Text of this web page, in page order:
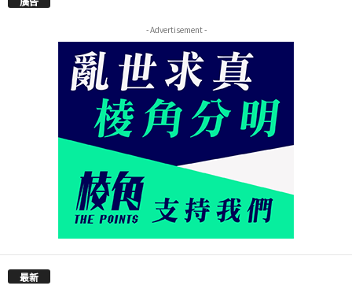
- Advertisement -
最新